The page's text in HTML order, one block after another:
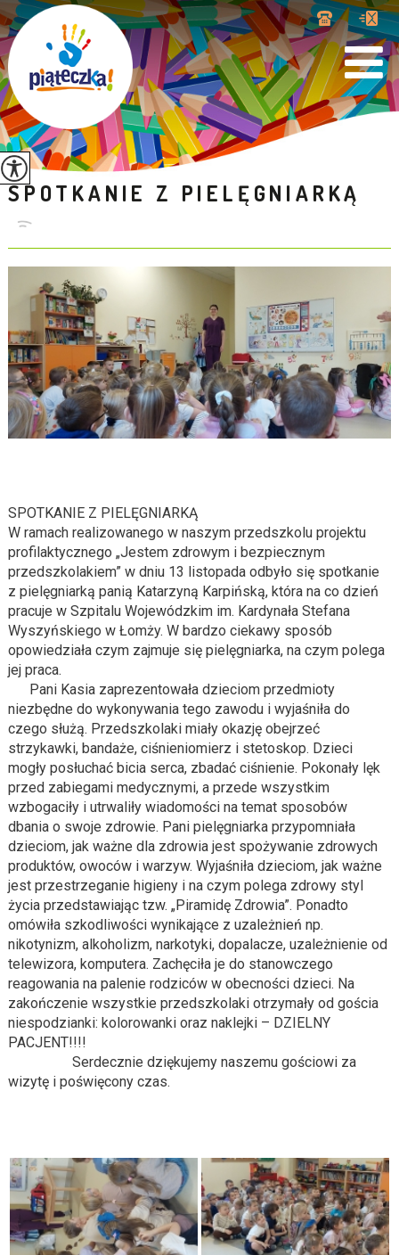
SPOTKANIE Z PIELĘGNIARKĄ
SPOTKANIE Z PIELĘGNIARKĄ
W ramach realizowanego w naszym przedszkolu projektu
profilaktycznego „Jestem zdrowym i bezpiecznym
przedszkolakiem” w dniu 13 listopada odbyło się spotkanie
z pielęgniarką panią Katarzyną Karpińską, która na co dzień
pracuje w Szpitalu Wojewódzkim im. Kardynała Stefana
Wyszyńskiego w Łomży. W bardzo ciekawy sposób
opowiedziała czym zajmuje się pielęgniarka, na czym polega
jej praca.
Pani Kasia zaprezentowała dzieciom przedmioty
niezbędne do wykonywania tego zawodu i wyjaśniła do
czego służą. Przedszkolaki miały okazję obejrzeć
strzykawki, bandaże, ciśnieniomierz i stetoskop. Dzieci
mogły posłuchać bicia serca, zbadać ciśnienie. Pokonały lęk
przed zabiegami medycznymi, a przede wszystkim
wzbogaciły i utrwaliły wiadomości na temat sposobów
dbania o swoje zdrowie. Pani pielęgniarka przypomniała
dzieciom, jak ważne dla zdrowia jest spożywanie zdrowych
produktów, owoców i warzyw. Wyjaśniła dzieciom, jak ważne
jest przestrzeganie higieny i na czym polega zdrowy styl
życia przedstawiając tzw. „Piramidę Zdrowia”. Ponadto
omówiła szkodliwości wynikające z uzależnień np.
nikotynizm, alkoholizm, narkotyki, dopalacze, uzależnienie od
telewizora, komputera. Zachęciła je do stanowczego
reagowania na palenie rodziców w obecności dzieci. Na
zakończenie wszystkie przedszkolaki otrzymały od gościa
niespodzianki: kolorowanki oraz naklejki – DZIELNY
PACJENT!!!!
Serdecznie dziękujemy naszemu gościowi za
wizytę i poświęcony czas.